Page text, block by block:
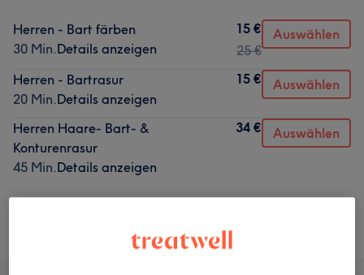
Herren - Bart färben
30 Min.Details anzeigen
15 €
25 €
Auswählen
Herren - Bartrasur
20 Min.Details anzeigen
15 € Auswählen
Herren Haare- Bart- &
Konturenrasur
45 Min.Details anzeigen
34 € Auswählen